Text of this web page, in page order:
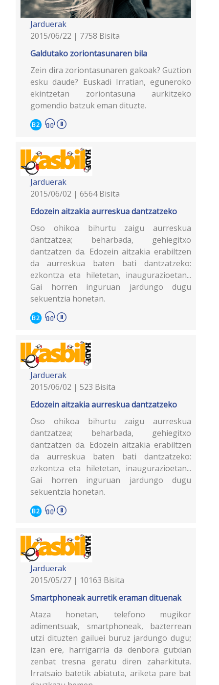
Jarduerak
2015/06/22 | 7758 Bisita
Galdutako zoriontasunaren bila
Zein dira zoriontasunaren gakoak? Guztion
esku daude? Euskadi Irratian, eguneroko
ekintzetan zoriontasuna aurkitzeko
gomendio batzuk eman dituzte.
B2
Jarduerak
2015/06/02 | 6564 Bisita
Edozein aitzakia aurreskua dantzatzeko
Oso ohikoa bihurtu zaigu aurreskua
dantzatzea; beharbada, gehiegitxo
dantzatzen da. Edozein aitzakia erabiltzen
da aurreskua baten bati dantzatzeko:
ezkontza eta hiletetan, inaugurazioetan...
Gai horren inguruan jardungo dugu
sekuentzia honetan.
B2
Jarduerak
2015/06/02 | 523 Bisita
Edozein aitzakia aurreskua dantzatzeko
Oso ohikoa bihurtu zaigu aurreskua
dantzatzea; beharbada, gehiegitxo
dantzatzen da. Edozein aitzakia erabiltzen
da aurreskua baten bati dantzatzeko:
ezkontza eta hiletetan, inaugurazioetan...
Gai horren inguruan jardungo dugu
sekuentzia honetan.
B2
Jarduerak
2015/05/27 | 10163 Bisita
Smartphoneak aurretik eraman dituenak
Ataza honetan, telefono mugikor
adimentsuak, smartphoneak, bazterrean
utzi dituzten gailuei buruz jardungo dugu;
izan ere, harrigarria da denbora gutxian
zenbat tresna geratu diren zaharkituta.
Irratsaio batetik abiatuta, ariketa pare bat